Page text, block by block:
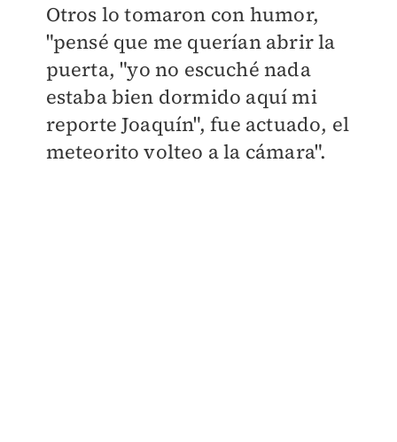
Otros lo tomaron con humor,
"pensé que me querían abrir la
puerta, "yo no escuché nada
estaba bien dormido aquí mi
reporte Joaquín", fue actuado, el
meteorito volteo a la cámara".